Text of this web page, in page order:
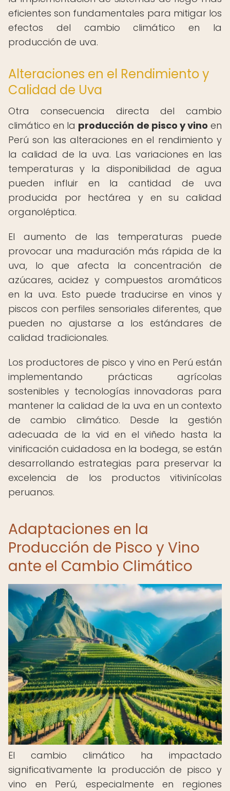
eficientes son fundamentales para mitigar los
efectos del cambio climático en la
producción de uva.
Alteraciones en el Rendimiento y
Calidad de Uva
Otra consecuencia directa del cambio
climático en la producción de pisco y vino en
Perú son las alteraciones en el rendimiento y
la calidad de la uva. Las variaciones en las
temperaturas y la disponibilidad de agua
pueden influir en la cantidad de uva
producida por hectárea y en su calidad
organoléptica.
El aumento de las temperaturas puede
provocar una maduración más rápida de la
uva, lo que afecta la concentración de
azúcares, acidez y compuestos aromáticos
en la uva. Esto puede traducirse en vinos y
piscos con perfiles sensoriales diferentes, que
pueden no ajustarse a los estándares de
calidad tradicionales.
Los productores de pisco y vino en Perú están
implementando prácticas agrícolas
sostenibles y tecnologías innovadoras para
mantener la calidad de la uva en un contexto
de cambio climático. Desde la gestión
adecuada de la vid en el viñedo hasta la
vinificación cuidadosa en la bodega, se están
desarrollando estrategias para preservar la
excelencia de los productos vitivinícolas
peruanos.
Adaptaciones en la
Producción de Pisco y Vino
ante el Cambio Climático
El cambio climático ha impactado
significativamente la producción de pisco y
vino en Perú, especialmente en regiones